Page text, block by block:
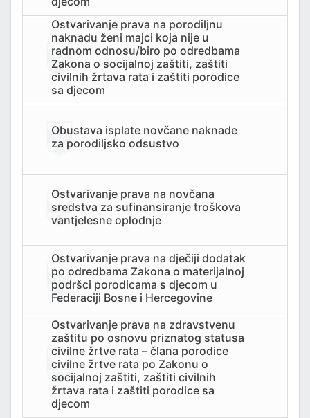
Ostvarivanje prava na porodiljnu
naknadu ženi majci koja nije u
radnom odnosu/biro po odredbama
Zakona o socijalnoj zaštiti, zaštiti
civilnih žrtava rata i zaštiti porodice
sa djecom
Obustava isplate novčane naknade
za porodiljsko odsustvo
Ostvarivanje prava na novčana
sredstva za sufinansiranje troškova
vantjelesne oplodnje
Ostvarivanje prava na dječiji dodatak
po odredbama Zakona o materijalnoj
podršci porodicama s djecom u
Federaciji Bosne i Hercegovine
Ostvarivanje prava na zdravstvenu
zaštitu po osnovu priznatog statusa
civilne žrtve rata – člana porodice
civilne žrtve rata po Zakonu o
socijalnoj zaštiti, zaštiti civilnih
žrtava rata i zaštiti porodice sa
djecom